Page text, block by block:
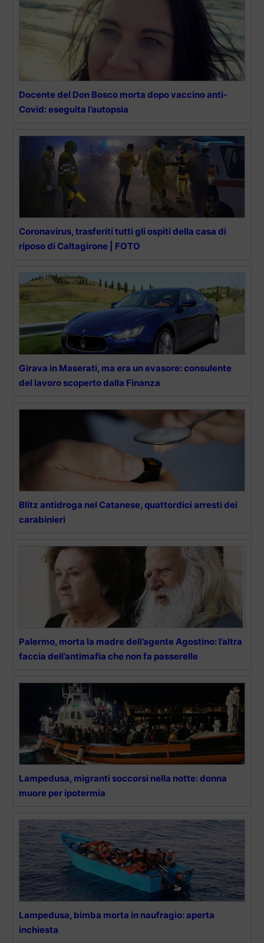
Docente del Don Bosco morta dopo vaccino anti-
Covid: eseguita l’autopsia
Coronavirus, trasferiti tutti gli ospiti della casa di
riposo di Caltagirone | FOTO
Girava in Maserati, ma era un evasore: consulente
del lavoro scoperto dalla Finanza
Blitz antidroga nel Catanese, quattordici arresti dei
carabinieri
Palermo, morta la madre dell’agente Agostino: l’altra
faccia dell’antimafia che non fa passerelle
Lampedusa, migranti soccorsi nella notte: donna
muore per ipotermia
Lampedusa, bimba morta in naufragio: aperta
inchiesta